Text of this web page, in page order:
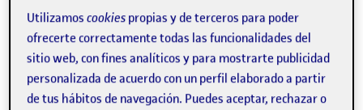
2. ¡Nos organizamos y
estructuramos el
proyecto!
Utilizamoscookies propias y de terceros para poder
ofrecerte correctamente todas las funcionalidades del
sitio web, con fines analíticos y para mostrarte publicidad
personalizada de acuerdo con un perfil elaborado a partir
de tus hábitos de navegación. Puedes aceptar, rechazar o